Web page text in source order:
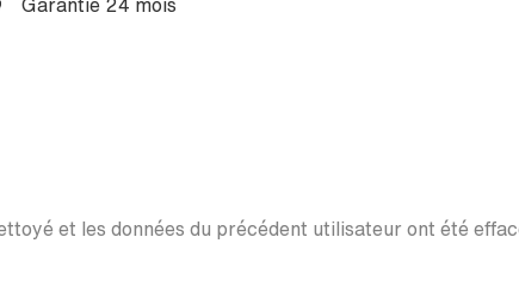
et les données du précédent utilisateur ont été